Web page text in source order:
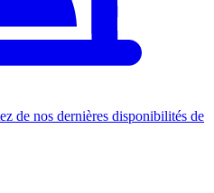
de nos dernières disponibilités de